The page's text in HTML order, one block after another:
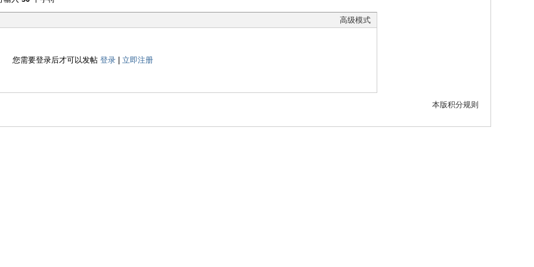
高级模式
您需要登录后才可以发帖 登录 立即注册
本版积分规则